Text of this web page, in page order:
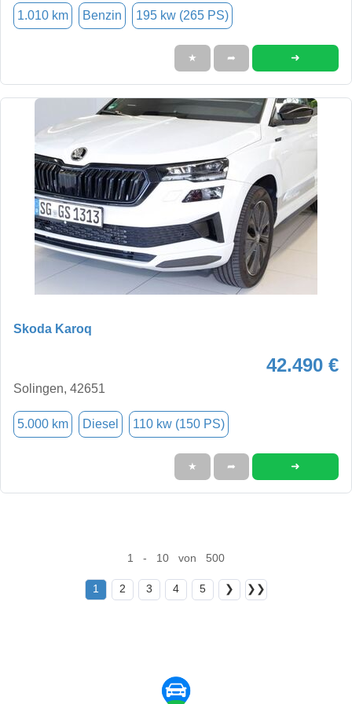
1.010 km Benzin 195 kw (265 PS)
★ ➦ ➜
Skoda Karoq
42.490 €
Solingen, 42651
5.000 km Diesel 110 kw (150 PS)
★ ➦ ➜
1 - 10 von 500
1 2 3 4 5 ❯ ❯❯